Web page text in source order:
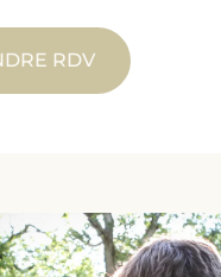
RDV